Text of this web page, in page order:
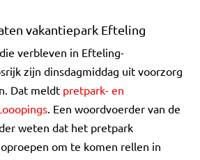
vakantiepark Efteling
verbleven in Efteling-
zijn dinsdagmiddag uit voorzorg
Dat meldt pretpark- en
. Een woordvoerder van de
weten dat het pretpark
om te komen rellen in